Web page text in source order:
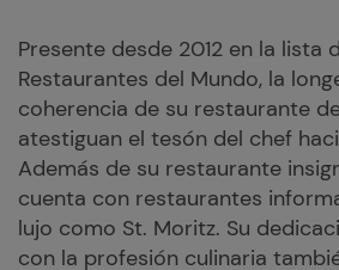
Presente desde 2012 en la lista
Restaurantes del Mundo, la
coherencia de su restaurante
atestiguan el tesón del chef
Además de su restaurante
cuenta con restaurantes
lujo como St. Moritz. Su
con la profesión culinaria